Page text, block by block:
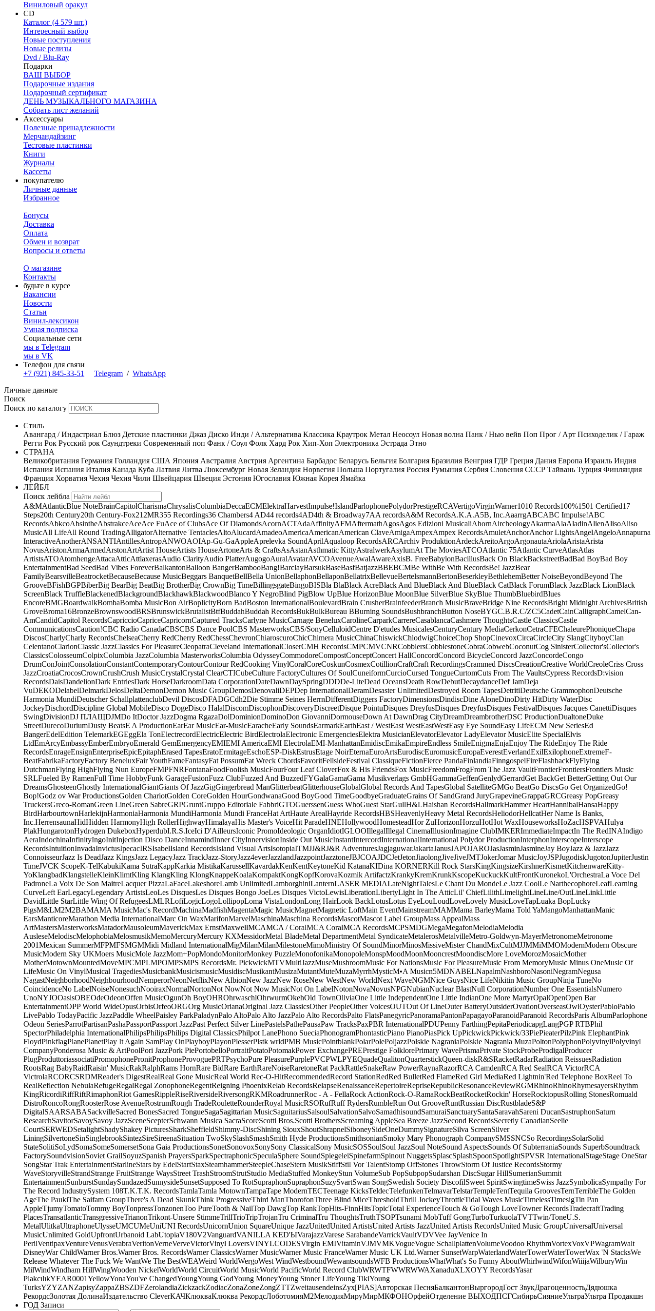
Виниловый оракул
CD
Каталог (4 579 шт.)
Интересный выбор
Новые поступления
Новые релизы
Dvd / Blu-Ray
Подарки
ВАШ ВЫБОР
Подарочные издания
Подарочный сертификат
ДЕНЬ МУЗЫКАЛЬНОГО МАГАЗИНА
Собрать лист желаний
Аксессуары
Полезные принадлежности
Мерчандайзинг
Тестовые пластинки
Книги
Журналы
Кассеты
покупателю
Личные данные
Избранное
Бонусы
Доставка
Оплата
Обмен и возврат
Вопросы и ответы
О магазине
Контакты
будьте в курсе
Вакансии
Новости
Статьи
Винил-лексикон
Умная подписка
Социальные сети
мы в Telegram
мы в VK
Телефон для связи
+7 (921) 845-33-51
Telegram / WhatsApp
Личные данные
Поиск
Поиск по каталогу
Стиль
Авангард / Индастриал Блюз Детские пластинки Джаз Диско Инди / Альтернатива Классика Краутрок Метал Неосоул Новая волна Панк / Нью вейв Поп Прог / Арт Психоделик / Гараж
Регги Рок Русский рок Саундтреки Современный поп Фанк / Соул Фолк Хард Рок Хип-Хоп Электроника Эстрада Этно
СТРАНА
Великобритания Германия Голландия США Япония Австралия Австрия Аргентина Барбадос Беларусь Бельгия Болгария Бразилия Венгрия ГДР Греция Дания Европа Израиль Индия
Испания Испания Италия Канада Куба Латвия Литва Люксембург Новая Зеландия Норвегия Польша Португалия Россия Румыния Сербия Словения СССР Тайвань Турция Финляндия
Франция Хорватия Чехия Чехия Чили Швейцария Швеция Эстония Югославия Южная Корея Ямайка
ЛЕЙБЛ
Поиск лейбла
A&MAtlanticBlue NoteBrainCapitolCharismaChrysalisColumbiaDeccaECMElektraHarvestImpulse!IslandParlophonePolydorPrestigeRCAVertigoVirginWarner1010 Records100%1501 Certified17
Steps20th Century20th Century-Fox21 2MR355 Recordings36 Chambers4 AD44 records4AD4th & Broadway7AA recordsA&M RecordsA.K.A.A5B, Inc.AaarrgABCABC Impulse!ABC
RecordsAbkcoAbsintheAbstrakceAceAce FuAce of ClubsAce Of DiamondsAcornACTAdaAffinityAFMAftermathAgosAgos Edizioni MusicaliAhornAircheologyAkarmaAlaAladinAlienAlisoAliso
MusicAll LifeAll Round TradingAlligatorAlternative TentaclesAltoAlucardAmadeoAmericaAmericanAmerican ClaveAmigaAmpexAmpex RecordsAmuletAnchorAnchor LightsAngelAngeloAnnapurna
InteractiveAnotherANSANTIAntillesAntropANWOAOIAp-Gu-GaAppleAprelevka SoundAprilAqualoop RecordsARCArchiv ProduktionArdeckAreitoArgoArgonautaAriolaAristaArista
NovusAristonArmaArmedArstonArtArtist HouseArtists HouseArtoneArts & CraftsAsAstanAsthmatic KittyAstralwerkAsylumAt The MoviesATCOAtlantic 75Atlantic CurveAtlasAtlas
ArtistsATOAtomhengeAttacaAtticAttlaxerasAudio ClarityAudio PlatterAugogoAuralAvatarAVCOAvenueAwalAwareAxisB. FreeBabylonBacillusBack On BlackBackstreetBadBad BoyBad Boy
EntertainmentBad SeedBad Vibes ForeverBalkantonBalloon BangerBambooBang!BarclayBarsukBaseBasfBatjazzBBEBCMBe WithBe With RecordsBe! JazzBear
FamilyBearsvilleBeatrocketBecauseBecause MusicBeggars BanquetBellBella UnionBellaphonBellaponBellatrixBellevueBertelsmannBertonBeserkleyBethlehemBetter NoiseBeyondBeyond The
GrooveBFishBGPBiberBig BearBig BeatBig BrotherBig CrownBig TimeBillingsgateBingoBISBla BlaBlack AcreBlack And BlueBlack And BlueBlack CatBlack ForumBlack JazzBlack LionBlack
ScreenBlack TruffleBlackenedBlackgroundBlackhawkBlackwoodBlanco Y NegroBlind PigBlow UpBlue HorizonBlue MoonBlue SilverBlue SkyBlue ThumbBluebirdBlues
EncoreBMGBoardwalkBombaBomba MusicBon AirBoplicityBorn BadBoston InternationalBoulevardBrain CrusherBrainfeederBranch MusicBraveBridge Nine RecordsBright Midnight ArchivesBritish
GroveBroma16BronzeBrownswoodBRSBrunswickBrutalistBtfBuddahBuddah RecordsBukBulkBureau BBurning SoundsBushbranchButton NoseBYGC.B.R.C/ZC5CadetCainCalligraphCamelCan-
AmCandidCapitol RecordsCapriccioCapriceCapricornCaptured TracksCarlyne MusicCarnage BeneluxCarolineCarparkCarrereCasablancaCashmere ThoughtsCastle ClassicsCastle
CommunicationsCaution!CBC Radio CanadaCBSCBS Dance PoolCBS MasterworksCBS/SonyCelluloidCentre D'etudes MusicalesCenturyCentury MediaCerkonCetraCFEChaleurePhoniqueChapa
DiscosCharlyCharly RecordsChelseaCherry RedCherry RedChessChevronChiaroscuroChicChimera MusicChinaChiswickChlodwigChoiceChop ShopCinevoxCircaCircleCity SlangCityboyClan
CelentanoClarionClassic JazzClassics For PleasureCleopatraCleveland InternationalCloserCMH RecordsCMPCMVCNRCobblersCobblestoneCobraCobwebCoconutCog SinisterCollector'sCollector's
ClassicsColosseumColpixColumbia JazzColumbia MasterworksColumbia OdysseyCommodoreCompostConceptConcert HallConcordConcord BicycleConcord JazzConcordeCongo
DrumConJointConsolationConstantContemporaryContourContour RedCooking VinylCoralCoreCoskunCosmexCotillionCraftCraft RecordingsCrammed DiscsCreationCreative WorldCreoleCriss Cross
JazzCroatiaCrocosCrownCrushCrush MusicCrystalCrystal ClearCTICubeCulture FactoryCultures Of SoulCuneiformCurcioCursed TongueCurtomCuts From The VaultsCypress RecordsD:vision
RecordsDaisDandelionDark EntriesDark HorseDarkroomData CorporationDateDawnDaySpringDDDDe-LiteDead OceansDeath RowDebutDecaydanceDef JamDeja
VuDEKODelabelDelmarkDelosDeltaDemonDemon Music GroupDemosDenovaliDEPDep InternationalDeramDesaster UnlimitedDestroyed Room TapesDetritiDeutsche GrammophonDeutsche
Harmonia MundiDeutscher SchallplattenclubDevil DiscosDFADGCdh2Die Stimme Seines HerrnDifferentDiggers FactoryDimensionsDindiscDine AloneDinoDirty HitDirty WaterDisc
JockeyDischordDiscipline Global MobileDisco DogeDisco HalalDiscomDiscophonDiscoveryDiscreetDisque PointuDisques DreyfusDisques DreyfusDisques FestivalDisques Jacques CanettiDisques
SwingDivisionDJ ПЛАЩDJMDo ItDoctor JazzDogma RgazaDolDominionDominoDon GiovanniDormouseDown At DawnDrag CityDreamDreambrotherDSC ProductionDualtoneDuke
StreetDurecoDuriumDusty BeatsE A ProductionEarEar MusicEar-MusicEaracheEarly SoundsEarmarkEarthEast / WestEast WestEastWestEasy Eye SoundEasy LifeECM New SeriesEd
BangerEdelEdition TelemarkEGEggEla TonElectrecordElectricElectric BirdElectrolaElectronic EmergenciesElektra MusicianElevatorElevator LadyElevator MusicElite SpecialElvis
LtdEmArcyEmbassyEmberEmbryoEmerald GemEmergencyEMIEMI AmericaEMI ElectrolaEMI-ManhattanEmidiscEmikaEmpireEndless SmileEnigmaEnjaEnjoy The RideEnjoy The Ride
RecordsEnrageEnsignEnterpriseEpicEpitaphErased TapesEratoErmitageEschoESP-DiskEstrusEtage NoirEternaEuroArtsEurodiscEuromusicEuropaEverestEverlandExilExilophoneExtremeF-
BeatFabrikaFactoryFactory BeneluxFair YouthFameFantasyFat PossumFat Wreck ChordsFavoritFellsideFestival ClassiqueFictionFierce PandaFinlandiaFinngospelFireFlashbackFlyFlying
DutchmanFlying HighFlying Nun EuropeFMPFNRFontanaFoodFoolish MusicFourFour Leaf CloverFox & His FriendsFox MusicFreedomFrogFrom The Jazz VaultFrontierFrontiersFrontiers Music
SRLFueled By RamenFull Time HobbyFunk GarageFusionFuzz ClubFuzzed And BuzzedFYGalaGamaGama Musikverlags GmbHGammaGeffenGenlydGerrardGet BackGet BetterGetting Out Our
DreamsGhosteenGhostly InternationalGiantGiants Of JazzGigGingerbread ManGlitterbeatGlitterhouseGlobalGlobal Records And TapesGlobal SatelliteGMGo BeatGo DiscsGo Get OrganizedGo!
Bop!Godz ov War ProductionsGolden ChariotGolden CoreGolden HourGondwanaGood BoyGood TimeGoodbyeGraduateGrains Of SandGrand JuryGrapevineGrappaGRCGreasy PopGreasy
TruckersGreco-RomanGreen LineGreen SabreGRPGruntGruppo Editoriale FabbriGTOGuerssenGuess WhoGuest StarGullH&LHaishan RecordsHallmarkHammer HeartHannibalHansaHappy
BirdHarbourtownHarlekijnHarmoniaHarmonia MundiHarmonia Mundi FranceHat ArtHaute ArealHayride RecordsHBSHeavenlyHeavy Metal RecordsHeliodorHellcatHer Name Is Banks,
Inc.HerrensaunaHidHidden HarmonyHigh RollerHighwayHimalayaHis Master's VoiceHit ParadeHNEHollywoodHomesteadHor ZuHorizonHorzuHotHot WaxHouseworksHoZacHSPVAHulya
PlakHungarotonHydrogen DukeboxHyperdubI.R.S.IceIci D'AilleursIconic PromoIdeologic OrganIdiotIGLOOIllegalIllegal CinemaIllusionImagine ClubIMKERImmediateImpactIn The RedINAIndigo
AeraIndochinaInfinityIngoInitInjection Disco DanceInnamindInner CityInnervisionInside Out MusicInstantIntercordInternationalInternational Polydor ProductionInterphonInterscopeInterscope
RecordsIntuitionInvadaInvictusIpecacIRSIsabelIsland RecordsIsland Visual ArtsIsotopiaITMJJ&RJ&R AdventuresJagjaguwarJakartaJanusJAPOJAROJasJasminJasmineJay BoyJazz & JazzJazz
ConnoisseurJazz Is DeadJazz KingsJazz LegacyJazz TrackJazz-StoryJazz4everJazzlandJazzpointJazztoneJBJCOAJDCJetJetonJiaolongJiveJiveJMTJokerJomar MusicJoyJSPJugodiskJugotonJupiterJustin
TimeJVCK ScopeK-TelKabukiKama SutraKappKarkia MistikaKarussellKavardakKenKentKeytoneKid KatanaKIDina KORNERKill Rock StarsKingKingsizeKirshnerKismetKitchenwareKitty-
YoKlangbadKlangstelleKleinKlimtKling KlangKling KlongKnappeKoalaKompaktKongKopfKorovaKozmik ArtifactzKrankyKremKrunkKscopeKuckuckKultFrontKuronekoL'OrchestraLa Voce Del
PadroneLa Voix De Son MaitreLacquer PizzaLaFaceLakeshoreLamb UnlimitedLamborghiniLanternLASER MEDIALateNightTalesLe Chant Du MondeLe Jazz CoolLe NarthecophoreLeafLearning
CurveLeft EarLegacyLegendary ArtistsLeoLes DisquesLes Disques Bongo JoeLes Disques VictoLewisLiberationLibertyLight In The AtticLil' ChiefLilithLimelightLineLine/OutLineLinkLittle
DavidLittle StarLittle Wing Of RefugeesLMLRLofiLogicLogoLollipopLoma VistaLondonLong HairLook BackLotusLotus EyeLouLoudLoveLovely MusicLoveTapLuaka BopLucky
PigsM&LM2M2BAMAMA MusicMac's RecordMachinaMadfishMagentaMagic MusicMagnetMagnetic LoftMain EventMainstreamMAMMama BarleyMama Told YaMangoManhattanManic
EarsManticoreMarathon Media InternationalMarc On WaxMarifonMarvelMaschinaMaschina RecordsMascotMascot Label GroupMass AppealMass
ArtMastersMasterworksMatadorMausoleumMaverickMax ErnstMaxwellMCAMCA / CoralMCA CoralMCA RecordsMCPSMDGMegaMegafonMelodiaMelodia
AusleseMelodiscMelophobiaMelosmusikMemoMercuryMercury KXMessidorMetal BladeMetal DepartmentMetal SyndicateMetalerosMetalvilleMetro-Goldwyn-MayerMetronomeMetronome
2001Mexican SummerMFPMFSMGMMidi Midland InternationalMigMilanMilanMilestoneMimoMinistry Of SoundMinorMinosMissiveMister ChandMixCultMJJMMiMMOModernModern Obscure
MusicModern Sky UKMoers MusicMole JazzMom+PopMondoMonitorMonkey PuzzleMonofonikaMonopoleMonspMoodMoonMooncrestMoondiscMore LoveMorozMosaicMother
MotherMotownMountedMoveMPCMPLMPOMPSMPS RecordsMr. PickwickMTVMultiJazzMuseMushroomMusic For NationsMusic For PleasureMusic From MemoryMusic Minus OneMusic Of
LifeMusic On VinylMusical TragediesMusicbankMusicismusicMusidiscMusikantMusizaMutantMuteMuzaMyrrhMysticM•A Musicn5MDNABELNapalmNashboroNasoniNegramNegusa
NagastNeighborhoodNeighbourhoodNemperorNeonNetflixNew AlbionNew JazzNew RoseNew WestNew WorldNext WaveNGMNice GuysNice LifeNikitin Music GroupNinja TuneNo
CoincidenceNo LabelNoiseNonesuchNooiraxNormalNortonNot NowNot Now MusicNot On LabelNotonNovaNovusNPGNubianNuclear BlastNull CorporationNumber One EssentialsNumero
UnoNYJOOasisOBEOdeOdeonOffen MusicOgunOh BoyOHROhrwaschlOhrwurmOkehOld TownOliviaOne Little IndependentOne Little IndianOne More MartyrOpalOpenOpen Bar
EntertainmentOPP World WideOpusOrbisOrfeoORGOrg MusicOrianaOriginal Jazz ClassicsOther PeopleOther VoicesOUTOut Of LineOuter BatteryOutsiderOvationOverseasOwlOysterPabloPablo
LivePablo TodayPacific JazzPaddle WheelPaisley ParkPaladynPalo AltoPalo Alto JazzPalo Alto RecordsPalto FlatsPanegyricPanoramaPantonPapagayoParanoidParanoid RecordsParis AlbumParlophone
Odeon SeriesParrotPartisanPashaPassportPassport JazzPast Perfect Silver LinePastelsPathePausaPaw TracksPaxPBR InternationalPDUPenny FarthingPepitaPeriodicapgLangPGP RTBPhil
SpectorPhiladelphia InternationalPhilipsPhilipsPhilips Digital ClassicsPhilpot LanePhono SueciaPhonogramPhontasticPiano PianoPiasPick UpPickwickPickwick/33PiePieaterPilzPink ElephantPink
FloydPinkflagPlanePlanetPlay It Again SamPlay OnPlayboyPlayonPlesserPlstk wrldPMB MusicPointblankPolarPolePoljazzPolskie NagraniaPolskie Nagrania MuzaPoltonPolyphonPolyvinylPolyvinyl
CompanyPonderosa Music & ArtPoolPori JazzPork PiePortobelloPortraitPotatoPotomakPower ExchangePREPrestige FolklorePrimary WavePrismaPrivate StockProbeProdigalProducer
PlugProduttoriassociatiPromophonePronitProphoneProvoguePRTPsychoPure PleasurePurplePVCPWLPYEQuadeQualitonQuarterstickQueen-diskR&SRacketRadarRadiation ReissuesRadiation
RootsRag BabyRaidRaisin' MusicRakRalphRams HornRare BidRare EarthRareNoiseRaretoneRat PackRattleSnakeRaw PowerRaynaRazorRCA CamdenRCA Red SealRCA VictorRCA
VictrolaRCORCSRDMReader's DigestRealReal Gone MusicReal World Rec-O-HitRecommendedRecord StationRedRed BulletRed FlameRed Girl MediaRed Lightnin'Red Telephone BoxReel To
RealReflection NebulaRefugeRegalRegal ZonophoneRegentReigning PhoenixRelab RecordsRelapseRenaissanceRepertoireRepriseRepublicResonanceReviewRGMRhinoRhinoRhymesayersRhythm
KingRicordiRiffRiftRimaphonRiot GamesRippleRiseRiversideRiversongRKMRoadrunnerRoc - A - FellaRock ActionRock-O-RamaRockBeatRocketRockin' HorseRocktopusRolling StonesRomuald
DistroRoncoRongRoosterRose AvenueRostrumRough TradeRouletteRounderRoyal MusicRSORufRuff RydersRumbleRun Out GrooveRuntRussian DiscRustbladeS&P
DigitalSAARSABASackvilleSacred BonesSacred TongueSagaSagittarian MusicSaguitariusSalsoulSalvationSalvoSamadhisoundSamuraiSanctuarySantaSaravahSareni DucanSastruphonSaturn
ResearchSavitorSavoySavoy JazzSceneScepterSchwann Musica SacraScoreScotti Bros.Scotti BrothersScreaming AppleSea Breeze JazzSecond RecordsSecretly CanadianSeelie
CourtSERWEDSetalightShadyShakey PicturesSharkSheffieldShimmy-DiscShining SiouxShoutShrapnelSiboneySideOneDummySignatureSilva ScreenSilver
LiningSilvertoneSinSinglebrookSintezSireSireenaSituation TwoSkySlashSmashSmith Hyde ProductionsSmithsonianSmoky Mary Phonograph CompanySMSSNCSo RecordingsSolarSolid
StateSolitiSoLydSomaSomeSomersetSona Gaia ProductionsSonetSonovoxSonySony ClassicalSony MusicSOSSoulSoul JazzSoul NoteSound AspectsSounds Of SubterraniaSounds SuperbSoundtrack
FactorySoundvisionSoviet GrailSoyuzSpanish PrayersSparkSpectraphonicSpeculaSphere SoundSpiegeleiSpinefarmSpinout NuggetsSplascSplashSpoonSpotlightSPVSR InternationalStageStage OneStar
SongStar Trak EntertainmentStarlineStars by EdelStartStaxSteamhammerSteepleChaseStern MusikStiffStil Vor TalentStomp OffStones ThrowStorm Of Justice RecordsStormy
WaveStoryvilleStrandStrange FruitStrange WaysStreet TrashStroomStrutStudio MediaStuffed MonkeyStun VolumeSub PopSubpopSudarshan DiscSugar HillSumerianSummit
EntertainmentSunburstSundaySundazedSunnysideSunsetSupposed To RotSupraphonSupraphonSuzySvartSwan SongSwedish Society DiscofilSweet SpiritSwingtimeSwiss JazzSymbolicaSympathy For
The Record IndustrySystem 108T.K.T.K. RecordsTamlaTamla MotownTampaTape ModernTECTeenage KicksTeldecTelefunkenTelmavarTelstarTempleTentTequila GroovesTernTerribleThe Golden
AgeThe PaukiThe Saifam GroupThere's A Dead SkunkThink ProgressiveThird ManThorofonThree Blind MiceThresholdThrill JockeyThrottleTidal Waves MusicTimelessTimesigTin Pan
AppleTjumyTomatoTommy BoyTonpressTonzonenToo PureTooth & NailTop DawgTop RankTopHits-FinnHitsTopicTotal ExperienceTouch & GoTough LoveTowner RecordsTradecraftTrading
PlacesTransatlanticTransgressiveTrianonTrikont-Unsere StimmeTrillTrioTripTrojanTru CriminalTru ThoughtsTruthTSOPTsunami MobTuff GongTurboTurkuolaTVTTwin/ToneU.S.
MetalUlitkaUltraphoneUlysseUMCUMeUniUNI RecordsUnicornUnion SquareUnique JazzUnitedUnited ArtistsUnited Artists JazzUnited Artists RecordsUnited Music GroupUniversalUniversal
MusicUnlimited GoldUpfrontUrbanoid LabUtopiaV180V2VanguardVANILLA KED'ЫVarajazzVarese SarabandeVarrickVaultVDVVee JayVenice In
PerilVentipaxVentureVenusVerabraVeritonVerneVerveVictorVinyl LoversVINYLCODESVirgin EMIVitaminVJMVMKVogueVogue SchallplattenVolumeVoodoo RhythmVortexVoxVPWagramWalt
DisneyWar ChildWarner Bros.Warner Bros. RecordsWarner ClassicsWarner MusicWarner Music FranceWarner Music UK Ltd.Warner SunsetWarpWaterlandWaterTowerWaterTowerWax 'N StacksWe
Release Whatever The Fuck We WantWe The BestWEAWeird WorldWergoWest WindWestboundWewantsoundsWFB ProductionsWhatWhat's So Funny AboutWhirlwindWifonWiiijaWilburyWin
MilWindWindham HillWingWooden NickelWorldWorld CircuitWorld MusicWorld PacificWorld Record ClubWRWTFWWRWWAXanaduXLXOYY RecordsYasar
PlakcılıkYEAR0001YellowYonaYou've ChangedYoungYoung GodYoung MoneyYoung Stoner LifeYoung TikiYoung
TurksYZYZANZapisyZappaZBSZDFZerolandiaZickzackZodiacZonaZoneZongZTTZweitausendeinsZyx[PIAS]Авторская ПесняБалкантонВыргородГост ЗвукДрагоценностьДядюшка
РекордсЗолотая ДолинаИздательство CleverКАЧКлюкваКлюква РекордсЛоботомияМ2МелодияМируМирМКФОНОрфейОтделение ВЫХОДПСГСибирьСияниеУльтраУльтра Продакшн
ГОД Записи